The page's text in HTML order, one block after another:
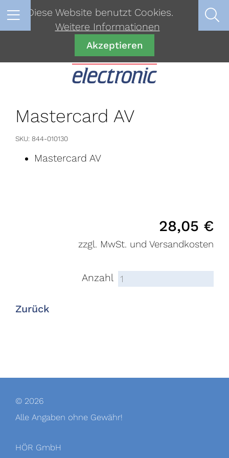
Mastercard AV
SKU 844-010130
Mastercard AV
28,05 €
zzgl. MwSt. und Versandkosten
Anzahl
Zurück
© 2026
Alle Angaben ohne Gewähr!
HÖR GmbH
Diese Website benutzt Cookies.
Weitere Informationen
Akzeptieren